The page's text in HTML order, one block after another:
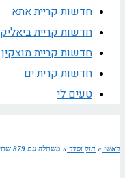
חדשות קריית אתא
חדשות קריית ביאליק
חדשות קריית מוצקין
חדשות קרית ים
טעים לי
ראשי » חוק וסדר » משתלה עם 879 שתילי מריחואנה נתפסה בנשר